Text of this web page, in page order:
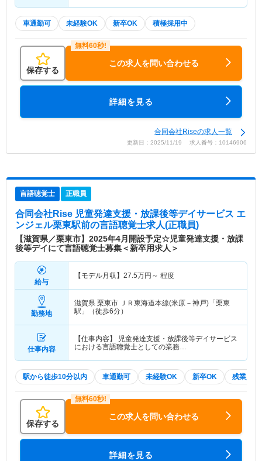
車通勤可 未経験OK 新卒OK 積極採用中
保存する
この求人を問い合わせる
詳細を見る
合同会社Riseの求人一覧
更新日：2025/11/19 求人番号：10146906
言語聴覚士 正職員
合同会社Rise 児童発達支援・放課後等デイサービス エ
ンジェル栗東駅前の言語聴覚士求人(正職員)
【滋賀県／栗東市】2025年4月開設予定☆児童発達支援・放課
後等デイにて言語聴覚士募集＜新卒用求人＞
給与
【モデル月収】 27.5万円～ 程度
勤務地
滋賀県 栗東市 ＪＲ東海道本線(米原－神戸)「栗東
駅」（徒歩6分）
仕事内容
【仕事内容】 児童発達支援・放課後等デイサービス
における言語聴覚士としての業務…
駅から徒歩10分以内 車通勤可 未経験OK 新卒OK 残業少な
保存する
この求人を問い合わせる
詳細を見る